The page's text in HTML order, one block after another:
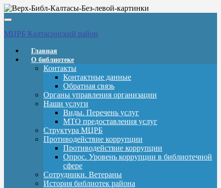
Вкл/
выкл
навигации
МЦРБ Калтасинский район
Главная
О библиотеке
Контакты
Контактные данные
Обратная связь
Органы управления организации
Наши услуги
Виды. Перечень услуг
МТО предоставления услуг
Структура МЦРБ
Противодействие коррупции
Противодействие коррупции
Опрос. Уровень коррупции в библиотечной
сфере
Сотрудники. Ветераны
История библиотек района